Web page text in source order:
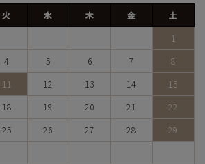
火 水 木 金
土
1
4 5 6 7
8
11 12 13 14
15
18 19 20 21
22
25 26 27 28
29